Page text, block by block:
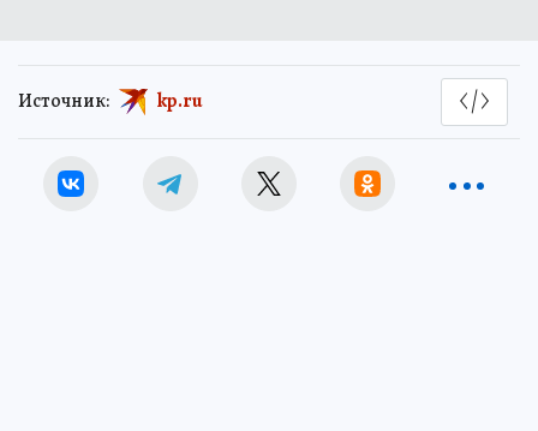
Источник: kp.ru